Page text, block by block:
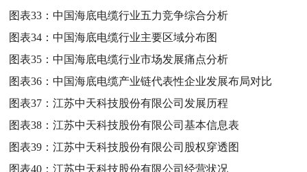
图表33：中国海底电缆行业五力竞争综合分析
图表34：中国海底电缆行业主要区域分布图
图表35：中国海底电缆行业市场发展痛点分析
图表36：中国海底电缆产业链代表性企业发展布局对比
图表37：江苏中天科技股份有限公司发展历程
图表38：江苏中天科技股份有限公司基本信息表
图表39：江苏中天科技股份有限公司股权穿透图
图表40：江苏中天科技股份有限公司经营状况